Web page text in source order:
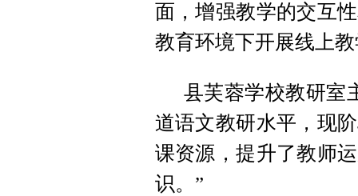
面，增强教学的交互
教育环境下开展线上
县芙蓉学校教研室
道语文教研水平，现
课资源，提升了教师
识。”